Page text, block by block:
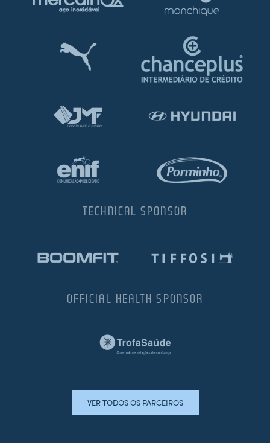
TECHNICAL SPONSOR
OFFICIAL HEALTH SPONSOR
VER TODOS OS PARCEIROS